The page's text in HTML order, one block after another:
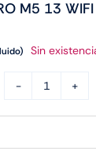
M5 13
Sin
IPAD